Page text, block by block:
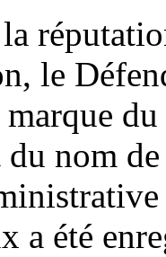
le
du nom
a été